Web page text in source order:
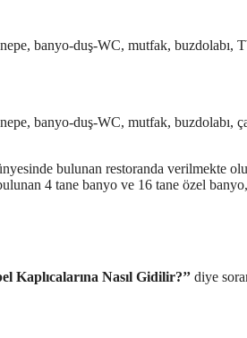
banyo-duş-WC, mutfak, buzdolabı,
banyo-duş-WC, mutfak, buzdolabı,
bulunan restoranda verilmekte
4 tane banyo ve 16 tane özel banyo,
Kaplıcalarına Nasıl Gidilir?’’ diye